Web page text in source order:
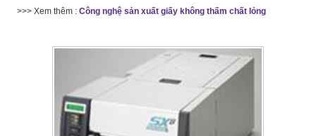
>>> Xem thêm : Công nghệ sản xuất giấy không thấm chất lỏng